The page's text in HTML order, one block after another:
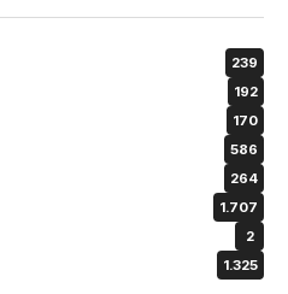
239
192
170
586
264
1.707
2
1.325